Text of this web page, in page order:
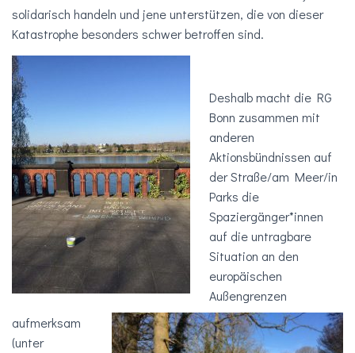
solidarisch handeln und jene unterstützen, die von dieser
Katastrophe besonders schwer betroffen sind.
Deshalb macht die RG
Bonn zusammen mit
anderen
Aktionsbündnissen auf
der Straße/am Meer/in
Parks die
Spaziergänger*innen
auf die untragbare
Situation an den
europäischen
Außengrenzen
aufmerksam
(unter